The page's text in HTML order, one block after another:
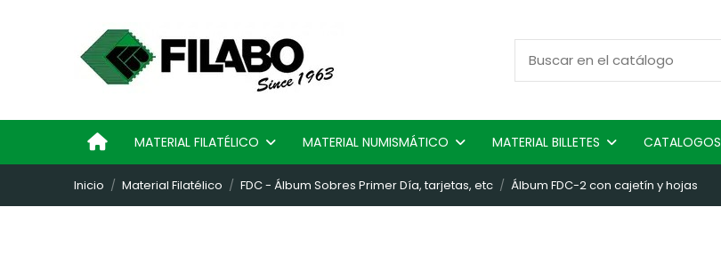
MATERIAL FILATÉLICO MATERIAL NUMISMÁTICO MATERIAL BILLETES CATALOGOS
Inicio Material Filatélico FDC - Álbum Sobres Primer Día, tarjetas, etc Álbum FDC-2 con cajetín y hojas